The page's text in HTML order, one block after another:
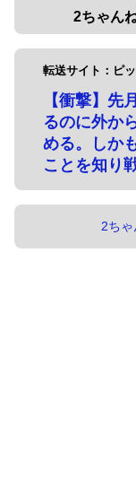
2ちゃん
転送サイト：ピ
【衝撃】先
るのに外か
める。しか
ことを知り
2ち